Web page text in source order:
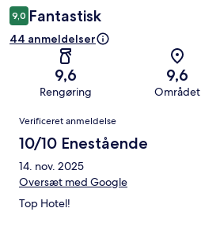
9,0 Fantastisk
44 anmeldelser
9,6
Rengøring
9,6
Området
Anmeldelser
Verificeret anmeldelse
10/10 Enestående
14. nov. 2025
Oversæt med Google
Top Hotel!